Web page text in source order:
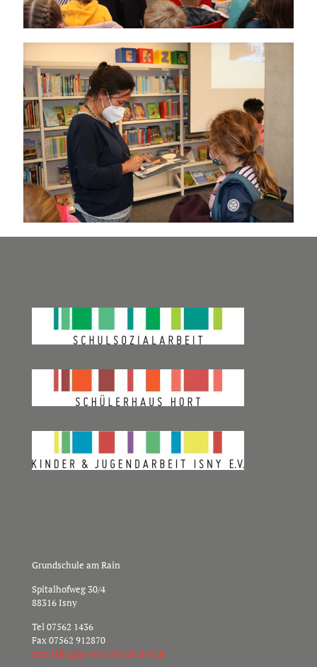
Grundschule am Rain
Spitalhofweg 30/4
88316 Isny
Tel07562 1436
Fax 07562 912870
ed.lw
b.elu
hcs.y
nsi-s
g@kit
sitat
s